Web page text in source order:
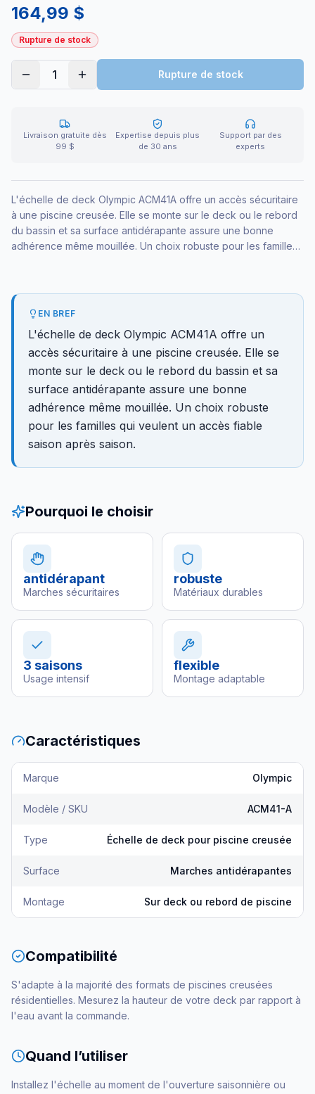
164,99 $
Rupture de stock
1 Rupture de stock
Livraison gratuite dès
99 $
Expertise depuis plus
de 30 ans
Support par des
experts
L'échelle de deck Olympic ACM41A offre un accès sécuritaire
à une piscine creusée. Elle se monte sur le deck ou le rebord
du bassin et sa surface antidérapante assure une bonne
adhérence même mouillée. Un choix robuste pour les familles
EN BREF
L'échelle de deck Olympic ACM41A offre un
accès sécuritaire à une piscine creusée. Elle se
monte sur le deck ou le rebord du bassin et sa
surface antidérapante assure une bonne
adhérence même mouillée. Un choix robuste
pour les familles qui veulent un accès fiable
saison après saison.
Pourquoi le choisir
antidérapant
Marches sécuritaires
robuste
Matériaux durables
3 saisons
Usage intensif
flexible
Montage adaptable
Caractéristiques
Marque Olympic
Modèle / SKU ACM41-A
Type Échelle de deck pour piscine creusée
Surface Marches antidérapantes
Montage Sur deck ou rebord de piscine
Compatibilité
S'adapte à la majorité des formats de piscines creusées
résidentielles. Mesurez la hauteur de votre deck par rapport à
l'eau avant la commande.
Quand l’utiliser
Installez l'échelle au moment de l'ouverture saisonnière ou